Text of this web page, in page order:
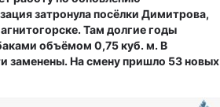
затронула посёлки Димитрова,
Там долгие годы
объёмом 0,75 куб. м. В
заменены. На смену пришло 53 новых